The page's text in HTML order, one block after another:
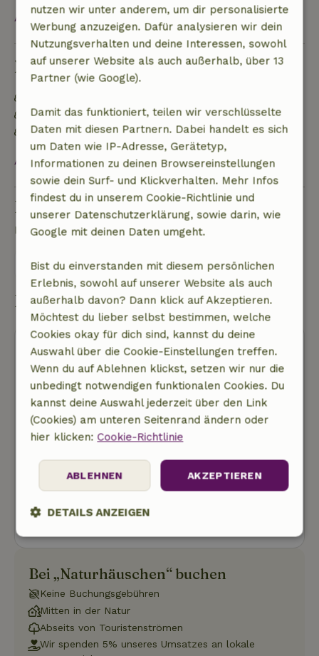
Alles ansehen
Nachhaltigkeit
Wassersparende Toilette
Wassersparende Dusche
Alles ansehen
Eine Frage stellen
Kontakt mit dem Vermieter des Naturhäuschens
Eine nachricht senden
Buchung starten
Kostenlose Stornierung
Buchung starten
Dir werden noch keine Kosten in Rechnung
gestellt
Bei „Naturhäuschen“ buchen
Keine Buchungsgebühren
Mitten in der Natur
Abseits von Touristenströmen
Wir spenden 5% unseres Umsatzes an lokale
nutzen wir unter anderem, um dir personalisierte
Werbung anzuzeigen. Dafür analysieren wir dein
Nutzungsverhalten und deine Interessen, sowohl
auf unserer Website als auch außerhalb, über 13
Partner (wie Google).
Damit das funktioniert, teilen wir verschlüsselte
Daten mit diesen Partnern. Dabei handelt es sich
um Daten wie IP-Adresse, Gerätetyp,
Informationen zu deinen Browsereinstellungen
sowie dein Surf- und Klickverhalten. Mehr Infos
findest du in unserem Cookie-Richtlinie und
unserer Datenschutzerklärung, sowie darin, wie
Google mit deinen Daten umgeht.
Bist du einverstanden mit diesem persönlichen
Erlebnis, sowohl auf unserer Website als auch
außerhalb davon? Dann klick auf Akzeptieren.
Möchtest du lieber selbst bestimmen, welche
Cookies okay für dich sind, kannst du deine
Auswahl über die Cookie-Einstellungen treffen.
Wenn du auf Ablehnen klickst, setzen wir nur die
unbedingt notwendigen funktionalen Cookies. Du
kannst deine Auswahl jederzeit über den Link
(Cookies) am unteren Seitenrand ändern oder
hier klicken: Cookie-Richtlinie
AKZEPTIEREN
ABLEHNEN
DETAILS ANZEIGEN
Funktionalität